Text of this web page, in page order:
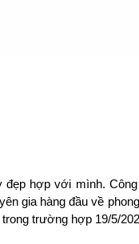
đẹp hợp với mình.
gia hàng đầu về
trường hợp 19/5/